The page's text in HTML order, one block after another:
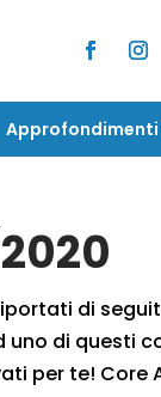
di
di questi
per te! Core